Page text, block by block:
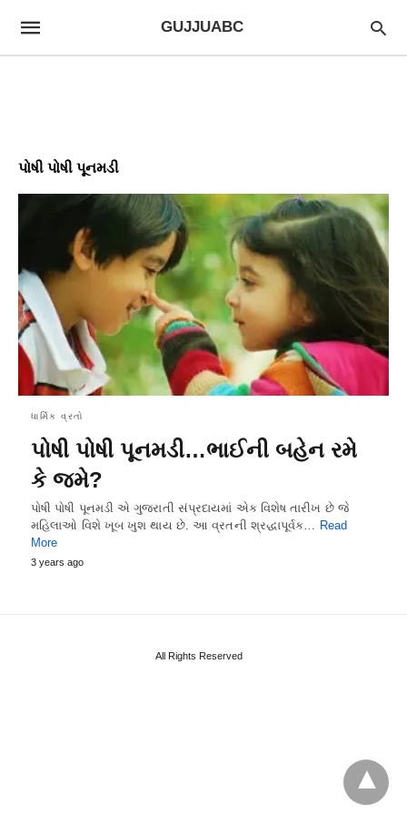
GUJJUABC
પોષી પોષી પૂનમડી
ધાર્મિક વ્રતો
પોષી પોષી પૂનમડી…ભાઈની બહેન રમે
કે જમે?
પોષી પોષી પૂનમડી એ ગુજરાતી સંપ્રદાયમાં એક વિશેષ તારીખ છે જે
મહિલાઓ વિશે ખૂબ ખુશ થાય છે. આ વ્રતની શ્રદ્ધાપૂર્વક… Read
More
3 years ago
All Rights Reserved